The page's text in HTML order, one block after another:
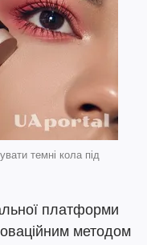
темні кола під
платформи
методом